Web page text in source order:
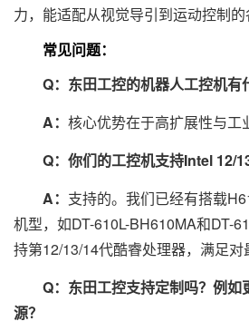
力，能适配从视觉导引到运动控制的
常见问题：
Q：东田工控的机器人工控机有
A： 核心优势在于高扩展性与工
Q：你们的工控机支持Intel 12/
A： 支持的。我们已经有搭载
机型，如DT-610L-BH610MA和DT-
持第12/13/14代酷睿处理器，满足对
Q：东田工控支持定制吗？例如
源？